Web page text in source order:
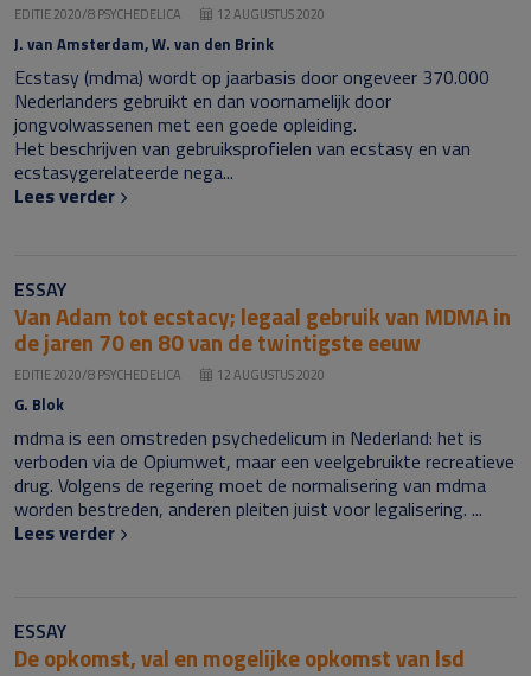
EDITIE 2020/8 PSYCHEDELICA 12 AUGUSTUS 2020
J. van Amsterdam, W. van den Brink
Ecstasy (mdma) wordt op jaarbasis door ongeveer 370.000
Nederlanders gebruikt en dan voornamelijk door
jongvolwassenen met een goede opleiding.
Het beschrijven van gebruiksprofielen van ecstasy en van
ecstasygerelateerde nega...
Lees verder
ESSAY
Van Adam tot ecstacy; legaal gebruik van MDMA in
de jaren 70 en 80 van de twintigste eeuw
EDITIE 2020/8 PSYCHEDELICA 12 AUGUSTUS 2020
G. Blok
mdmais een omstreden psychedelicum in Nederland: het is
verboden via de Opiumwet, maar een veelgebruikte recreatieve
drug. Volgens de regering moet de normalisering van mdma
worden bestreden, anderen pleiten juist voor legalisering. ...
Lees verder
ESSAY
De opkomst, val en mogelijke opkomst van lsd